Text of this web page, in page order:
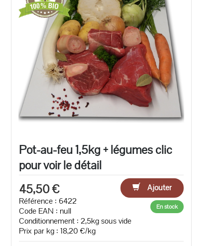
Pot-au-feu 1,5kg + légumes clic
pour voir le détail
45,50 €
Ajouter
Référence : 6422
Code EAN : null
Conditionnement : 2,5kg sous vide
Prix par kg : 18,20 €/kg
En stock